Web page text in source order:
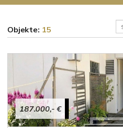
Objekte: 15
187.000,- €